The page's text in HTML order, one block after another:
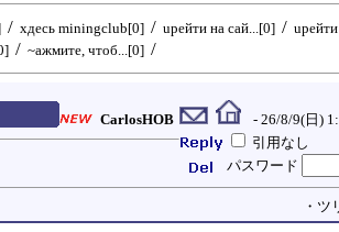
/ xдесь miningclub[0] / uрейти на сай...[0] /
/ ~ажмите, чтоб...[0] /
CarlosHOB
- 26/8/9(日)
引用なし
パスワード
・ツ